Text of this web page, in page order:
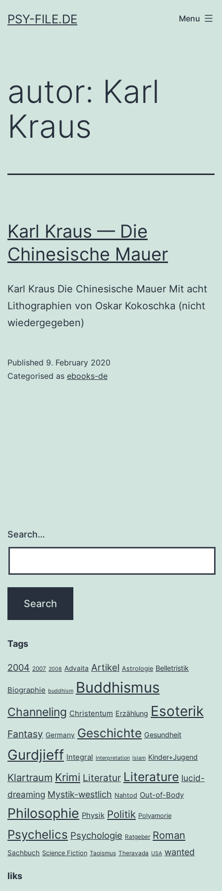
toPSY-FILE.DE Menu
autor: Karl
Kraus
Karl Kraus — Die
Chinesische Mauer
Karl Kraus Die Chinesische Mauer Mit acht
Lithographien von Oskar Kokoschka (nicht
wiedergegeben)
Published 9. February 2020
Categorised as ebooks-de
Search…
Tags
2004 2007 2008 Advaita Artikel Astrologie Belletristik
Biographie buddhism Buddhismus
Channeling Christentum Erzählung Esoterik
Fantasy Germany Geschichte Gesundheit
Gurdjieff Integral Interpretation Islam Kinder+Jugend
Klartraum Krimi Literatur Literature lucid-
dreaming Mystik-westlich Nahtod Out-of-Body
Philosophie Physik Politik Polyamorie
Psychelics Psychologie Ratgeber Roman
Sachbuch Science Fiction Taoismus Theravada USA wanted
liks